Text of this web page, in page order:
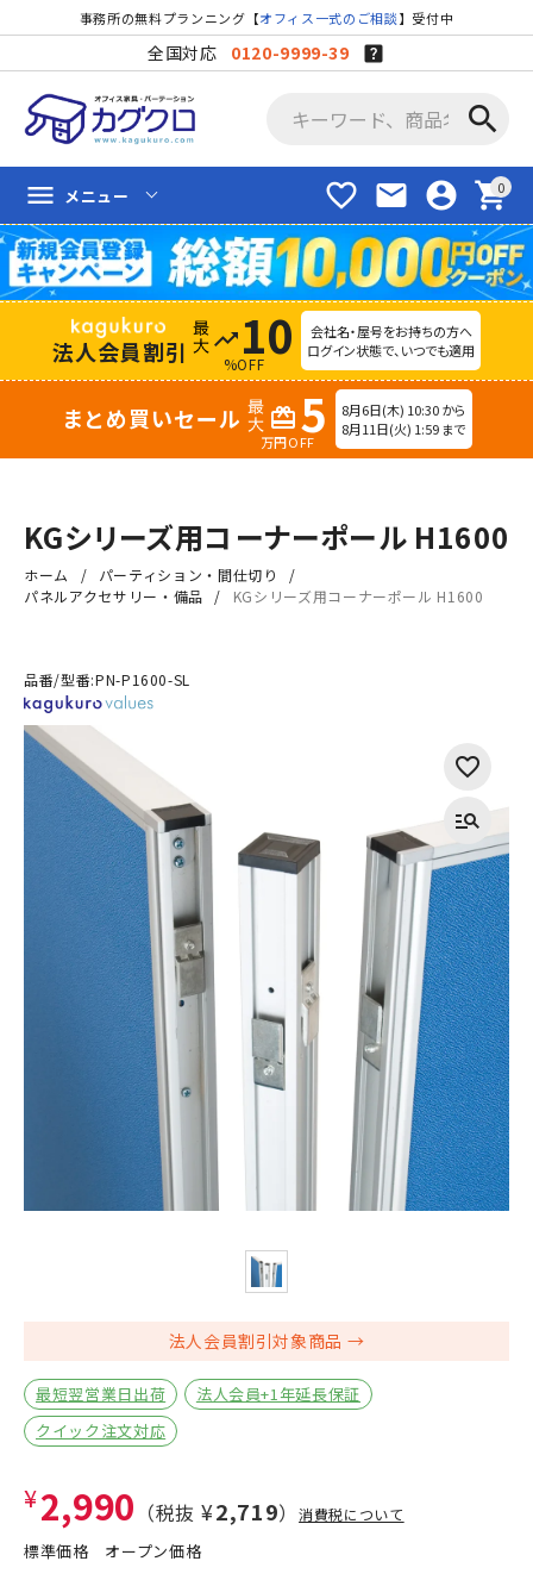
事務所の無料プランニング【オフィス一式のご相談】受付中
全国対応 0120-9999-39
search
favorite_border mail account_circle shopping_cart
menu メニュー
法人会員割引 trending_up 10
%OFF
会社名・屋号をお持ちの方へ
ログイン状態で、いつでも適用
まとめ買いセール redeem 5
万円OFF
8月6日(木) 10:30 から
8月11日(火) 1:59 まで
KGシリーズ用コーナーポール H1600
ホーム
パーティション・間仕切り
パネルアクセサリー・備品
KGシリーズ用コーナーポール H1600
品番/型番:PN-P1600-SL
法人会員割引対象商品
最短翌営業日出荷
法人会員+1年延長保証
クイック注文対応
¥2,990 （税抜 ¥2,719）消費税について
標準価格 オープン価格